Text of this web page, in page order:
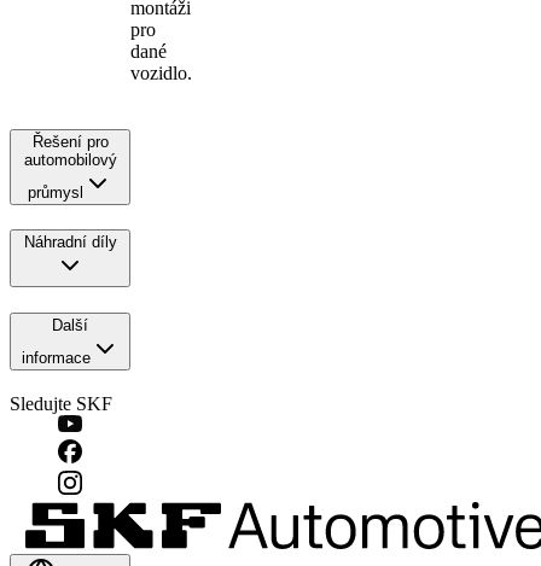
montáži
pro
dané
vozidlo.
Řešení pro
automobilový
průmysl
Náhradní díly
Další
informace
Sledujte SKF